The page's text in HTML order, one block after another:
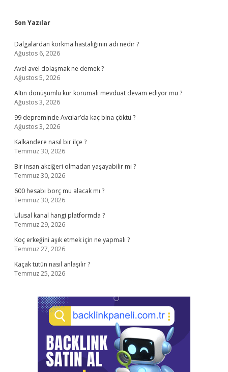
Sidebar
Son Yazılar
Dalgalardan korkma hastalığının adı nedir ?
Ağustos 6, 2026
Avel avel dolaşmak ne demek ?
Ağustos 5, 2026
Altın dönüşümlü kur korumalı mevduat devam ediyor mu ?
Ağustos 3, 2026
99 depreminde Avcılar’da kaç bina çöktü ?
Ağustos 3, 2026
Kalkandere nasıl bir ilçe ?
Temmuz 30, 2026
Bir insan akciğeri olmadan yaşayabilir mi ?
Temmuz 30, 2026
600 hesabı borç mu alacak mı ?
Temmuz 30, 2026
Ulusal kanal hangi platformda ?
Temmuz 29, 2026
Koç erkeğini aşık etmek için ne yapmalı ?
Temmuz 27, 2026
Kaçak tütün nasıl anlaşılır ?
Temmuz 25, 2026